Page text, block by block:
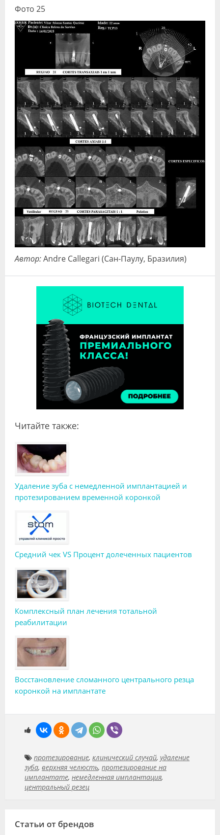
Фото 25
Автор:Andre Callegari (Сан-Паулу, Бразилия)
Читайте также:
Удаление зуба с немедленной имплантацией и
протезированием временной коронкой
Средний чек VS Процент долеченных пациентов
Комплексный план лечения тотальной
реабилитации
Восстановление сломанного центрального резца
коронкой на имплантате
протезирование, клинический случай, удаление
зуба, верхняя челюсть, протезирование на
имплантате, немедленная имплантация,
центральный резец
Статьи от брендов